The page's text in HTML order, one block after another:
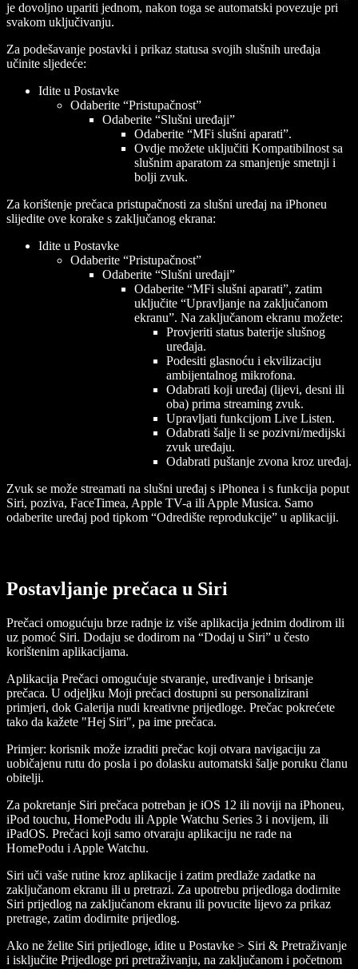
je dovoljno upariti jednom, nakon toga se automatski povezuje pri
svakom uključivanju.
Za podešavanje postavki i prikaz statusa svojih slušnih uređaja
učinite sljedeće:
Idite u Postavke
Odaberite “Pristupačnost”
Odaberite “Slušni uređaji”
Odaberite “MFi slušni aparati”.
Ovdje možete uključiti Kompatibilnost sa
slušnim aparatom za smanjenje smetnji i
bolji zvuk.
Za korištenje prečaca pristupačnosti za slušni uređaj na iPhoneu
slijedite ove korake s zaključanog ekrana:
Idite u Postavke
Odaberite “Pristupačnost”
Odaberite “Slušni uređaji”
Odaberite “MFi slušni aparati”, zatim
uključite “Upravljanje na zaključanom
ekranu”. Na zaključanom ekranu možete:
Provjeriti status baterije slušnog
uređaja.
Podesiti glasnoću i ekvilizaciju
ambijentalnog mikrofona.
Odabrati koji uređaj (lijevi, desni ili
oba) prima streaming zvuk.
Upravljati funkcijom Live Listen.
Odabrati šalje li se pozivni/medijski
zvuk uređaju.
Odabrati puštanje zvona kroz uređaj.
Zvuk se može streamati na slušni uređaj s iPhonea i s funkcija poput
Siri, poziva, FaceTimea, Apple TV-a ili Apple Musica. Samo
odaberite uređaj pod tipkom “Odredište reprodukcije” u aplikaciji.
Postavljanje prečaca u Siri
Prečaci omogućuju brze radnje iz više aplikacija jednim dodirom ili
uz pomoć Siri. Dodaju se dodirom na “Dodaj u Siri” u često
korištenim aplikacijama.
Aplikacija Prečaci omogućuje stvaranje, uređivanje i brisanje
prečaca. U odjeljku Moji prečaci dostupni su personalizirani
primjeri, dok Galerija nudi kreativne prijedloge. Prečac pokrećete
tako da kažete "Hej Siri", pa ime prečaca.
Primjer: korisnik može izraditi prečac koji otvara navigaciju za
uobičajenu rutu do posla i po dolasku automatski šalje poruku članu
obitelji.
Za pokretanje Siri prečaca potreban je iOS 12 ili noviji na iPhoneu,
iPod touchu, HomePodu ili Apple Watchu Series 3 i novijem, ili
iPadOS. Prečaci koji samo otvaraju aplikaciju ne rade na
HomePodu i Apple Watchu.
Siri uči vaše rutine kroz aplikacije i zatim predlaže zadatke na
zaključanom ekranu ili u pretrazi. Za upotrebu prijedloga dodirnite
Siri prijedlog na zaključanom ekranu ili povucite lijevo za prikaz
pretrage, zatim dodirnite prijedlog.
Ako ne želite Siri prijedloge, idite u Postavke > Siri & Pretraživanje
i isključite Prijedloge pri pretraživanju, na zaključanom i početnom